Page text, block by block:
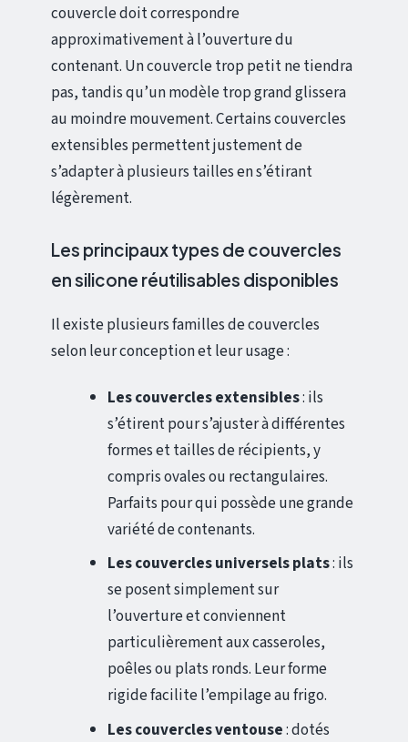
couvercle doit correspondre
approximativement à l’ouverture du
contenant. Un couvercle trop petit ne tiendra
pas, tandis qu’un modèle trop grand glissera
au moindre mouvement. Certains couvercles
extensibles permettent justement de
s’adapter à plusieurs tailles en s’étirant
légèrement.
Les principaux types de couvercles
en silicone réutilisables disponibles
Il existe plusieurs familles de couvercles
selon leur conception et leur usage :
Les couvercles extensibles: ils
s’étirent pour s’ajuster à différentes
formes et tailles de récipients, y
compris ovales ou rectangulaires.
Parfaits pour qui possède une grande
variété de contenants.
Les couvercles universels plats: ils
se posent simplement sur
l’ouverture et conviennent
particulièrement aux casseroles,
poêles ou plats ronds. Leur forme
rigide facilite l’empilage au frigo.
Les couvercles ventouse: dotés